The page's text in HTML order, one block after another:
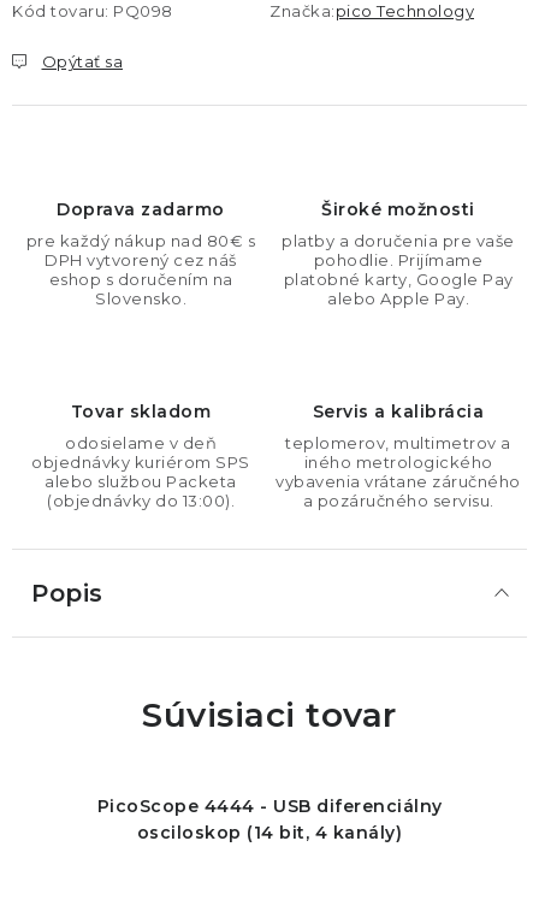
Kód tovaru: PQ098 Značka:pico Technology
Opýtať sa
Doprava zadarmo
pre každý nákup nad 80€ s
DPH vytvorený cez náš
eshop s doručením na
Slovensko.
Široké možnosti
platby a doručenia pre vaše
pohodlie. Prijímame
platobné karty, Google Pay
alebo Apple Pay.
Tovar skladom
odosielame v deň
objednávky kuriérom SPS
alebo službou Packeta
(objednávky do 13:00).
Servis a kalibrácia
teplomerov, multimetrov a
iného metrologického
vybavenia vrátane záručného
a pozáručného servisu.
Popis
Súvisiaci tovar
PicoScope 4444 - USB diferenciálny
osciloskop (14 bit, 4 kanály)